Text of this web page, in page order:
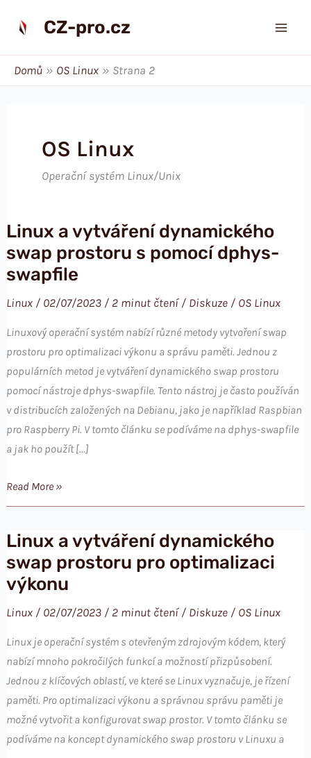
CZ-pro.cz
Domů OS Linux Strana 2
OS Linux
Operační systém Linux/Unix
Linux a vytváření dynamického
swap prostoru s pomocí dphys-
swapfile
Linux / 02/07/2023 / 2 minut čtení/ Diskuze / OS Linux
Linuxový operační systém nabízí různé metody vytvoření swap
prostoru pro optimalizaci výkonu a správu paměti. Jednou z
populárních metod je vytváření dynamického swap prostoru
pomocí nástroje dphys-swapfile. Tento nástroj je často používán
v distribucích založených na Debianu, jako je například Raspbian
pro Raspberry Pi. V tomto článku se podíváme na dphys-swapfile
a jak ho použít […]
Linux
a
dynamického
swap
prostoru
pomocí
dphys-
swapfile
Read More »
Linux a vytváření dynamického
swap prostoru pro optimalizaci
výkonu
Linux / 02/07/2023 / 2 minut čtení/ Diskuze / OS Linux
Linux je operační systém s otevřeným zdrojovým kódem, který
nabízí mnoho pokročilých funkcí a možností přizpůsobení.
Jednou z klíčových oblastí, ve které se Linux vyznačuje, je řízení
paměti. Pro optimalizaci výkonu a správnou správu paměti je
možné vytvořit a konfigurovat swap prostor. V tomto článku se
podíváme na koncept dynamického swap prostoru v Linuxu a